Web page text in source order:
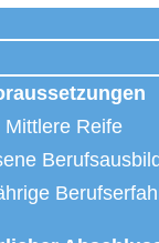
Mittlere Reife